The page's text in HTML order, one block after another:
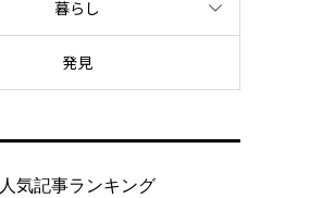
暮らし
発見
人気記事ランキング